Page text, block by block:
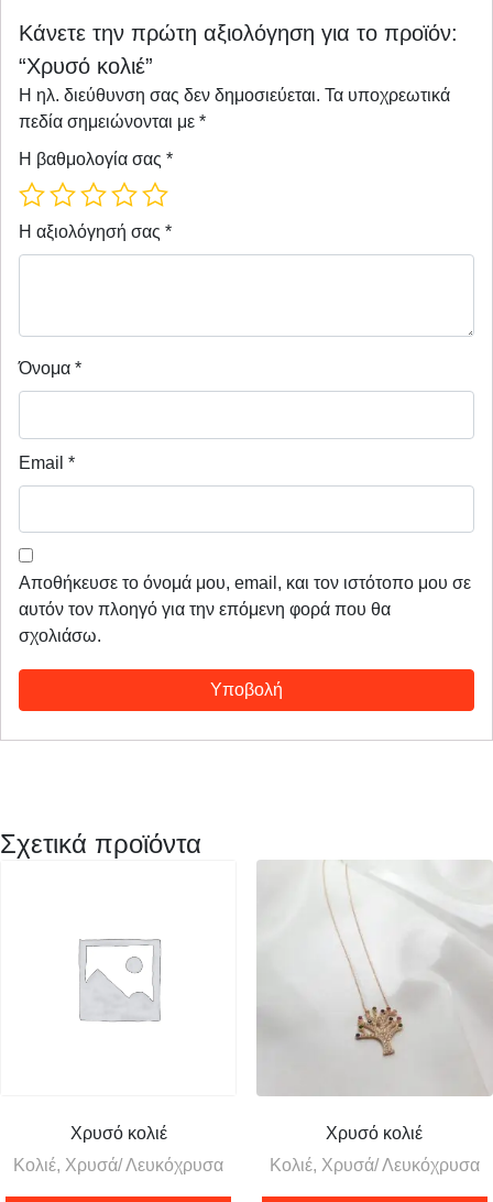
Κάνετε την πρώτη αξιολόγηση για το προϊόν:
“Χρυσό κολιέ”
Η ηλ. διεύθυνση σας δεν δημοσιεύεται. Τα υποχρεωτικά
πεδία σημειώνονται με *
Η βαθμολογία σας *
Η αξιολόγησή σας *
Όνομα *
Email *
Αποθήκευσε το όνομά μου, email, και τον ιστότοπο μου σε
αυτόν τον πλοηγό για την επόμενη φορά που θα
σχολιάσω.
Σχετικά προϊόντα
Χρυσό κολιέ
Κολιέ, Χρυσά/ Λευκόχρυσα
Χρυσό κολιέ
Κολιέ, Χρυσά/ Λευκόχρυσα